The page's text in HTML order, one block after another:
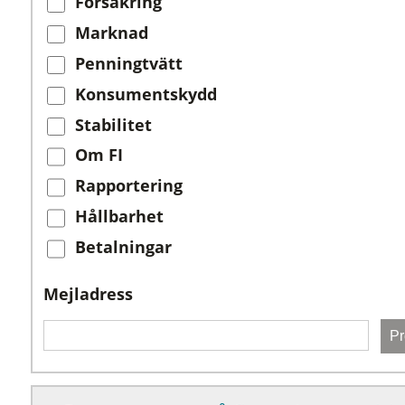
Marknad
Penningtvätt
Konsumentskydd
Stabilitet
Om FI
Rapportering
Hållbarhet
Betalningar
Mejladress